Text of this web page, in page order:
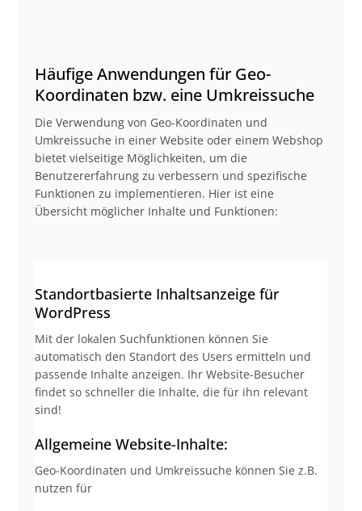
Häufige Anwendungen für Geo-
Koordinaten bzw. eine Umkreissuche
Die Verwendung von Geo-Koordinaten und
Umkreissuche in einer Website oder einem Webshop
bietet vielseitige Möglichkeiten, um die
Benutzererfahrung zu verbessern und spezifische
Funktionen zu implementieren. Hier ist eine
Übersicht möglicher Inhalte und Funktionen:
Standortbasierte Inhaltsanzeige für
WordPress
Mit der lokalen Suchfunktionen können Sie
automatisch den Standort des Users ermitteln und
passende Inhalte anzeigen. Ihr Website-Besucher
findet so schneller die Inhalte, die für ihn relevant
sind!
Allgemeine Website-Inhalte:
Geo-Koordinaten und Umkreissuche können Sie z.B.
nutzen für